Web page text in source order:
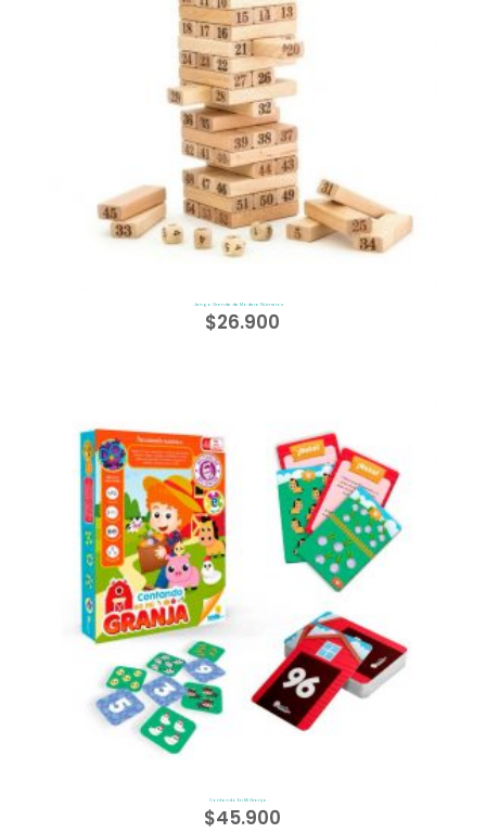
Jenga Grande de Madera Números
$26.900
Contando En Mi Granja
$45.900